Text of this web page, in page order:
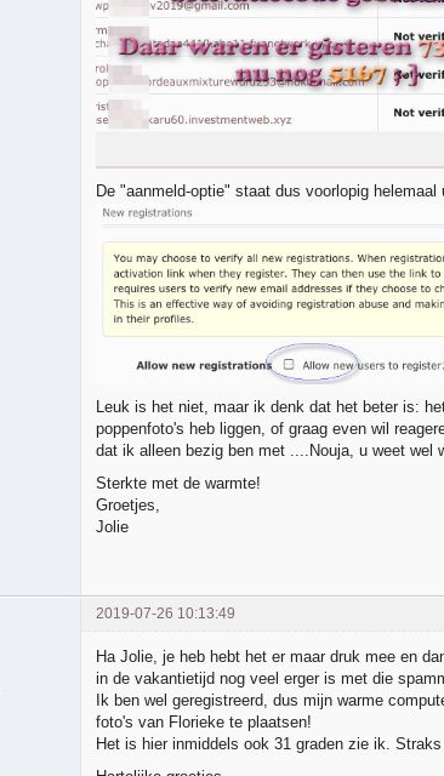
De "aanmeld-optie" staat dus voorlopig helemaal
Leuk is het niet, maar ik denk dat het beter is:
poppenfoto's heb liggen, of graag even wil
dat ik alleen bezig ben met ....Nouja, u weet wel
Sterkte met de warmte!
Groetjes,
Jolie
2019-07-26 10:13:49
Ha Jolie, je heb hebt het er maar druk mee en
in de vakantietijd nog veel erger is met die
Ik ben wel geregistreerd, dus mijn warme
foto's van Florieke te plaatsen!
Het is hier inmiddels ook 31 graden zie ik.